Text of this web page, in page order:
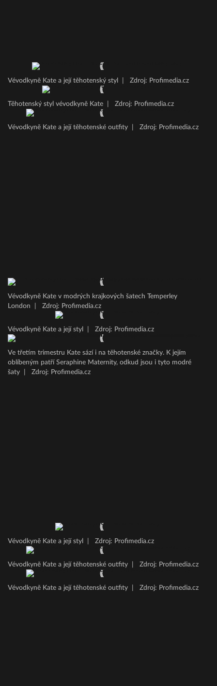
Vévodkyně Kate a její těhotenský styl Zdroj: Profimedia.cz
Těhotenský styl vévodkyně Kate Zdroj: Profimedia.cz
Vévodkyně Kate a její těhotenské outfity Zdroj: Profimedia.cz
Vévodkyně Kate v modrých krajkových šatech Temperley
London
Zdroj: Profimedia.cz
Vévodkyně Kate a její styl Zdroj: Profimedia.cz
Ve třetím trimestru Kate sází i na těhotenské značky. K jejím
oblíbeným patří Seraphine Maternity, odkud jsou i tyto modré
šaty
Zdroj: Profimedia.cz
Vévodkyně Kate a její styl Zdroj: Profimedia.cz
Vévodkyně Kate a její těhotenské outfity Zdroj: Profimedia.cz
Vévodkyně Kate a její těhotenské outfity Zdroj: Profimedia.cz